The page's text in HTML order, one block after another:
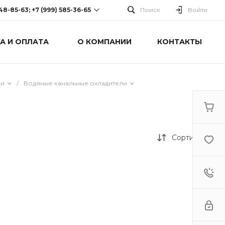
85-63; +7 (999) 585-36-65
63; +7 (999) 585-36-65
Поиск Войти
И ОПЛАТА О КОМПАНИИ КОНТАКТЫ
/ Водяные канальные охладители
Сортировка